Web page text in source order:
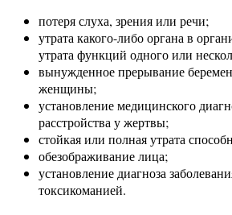
потеря слуха, зрения или речи;
утрата какого-либо органа в
утрата функций одного или
вынужденное прерывание
женщины;
установление медицинского
расстройства у жертвы;
стойкая или полная утрата
обезображивание лица;
установление диагноза
токсикоманией.